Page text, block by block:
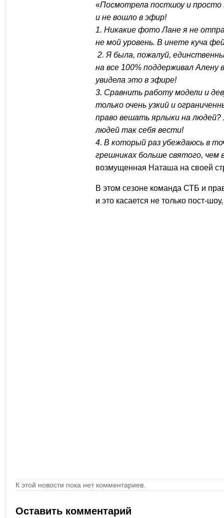
«Посмотрела постшоу и
и не вошло в эфир!
1. Никакие фото Лане я не
не мой уровень. В инете куча
2. Я была, пожалуй,
на все 100% поддерживал Алену
увидела это в эфире!
3. Сравнить работу модели и
только очень узкий и
право вешать ярлыки на
людей так себя вести!
4. В который раз убеждаюсь в
грешниках больше святого, чем
возмущенная Наташа на своей
В этом сезоне команда СТБ и
и это касается не только пост-
К этой новости пока нет комментариев.
Оставить комментарий